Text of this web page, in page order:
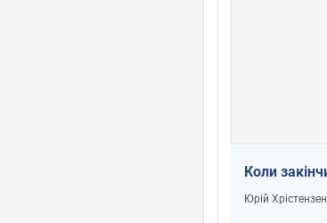
Коли
Юрій Хрістензен